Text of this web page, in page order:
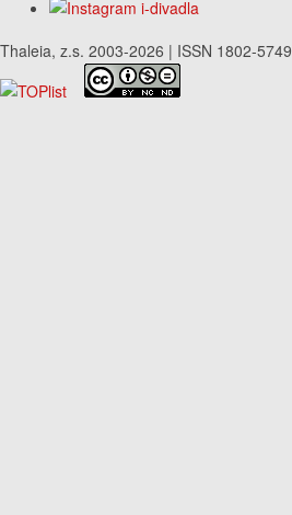
Thaleia, z.s. 2003-2026 | ISSN 1802-5749